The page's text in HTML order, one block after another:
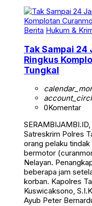
Berita Hukum &
Tak Sampai 24
Ringkus
Tungkal
0Komentar
Satreskrim Polres
orang pelaku
bermotor
Nelayan.
beberapa jam
korban. Kapolres
Kuswicaksono,
Ayub Peter